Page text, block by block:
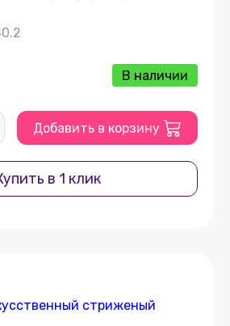
В наличии
Добавить в корзину
в 1 клик